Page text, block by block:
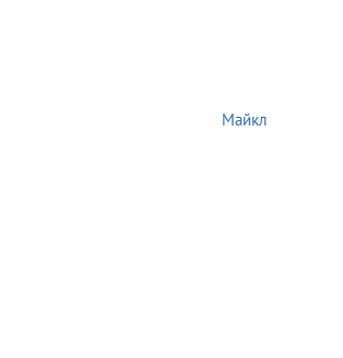
Майкл